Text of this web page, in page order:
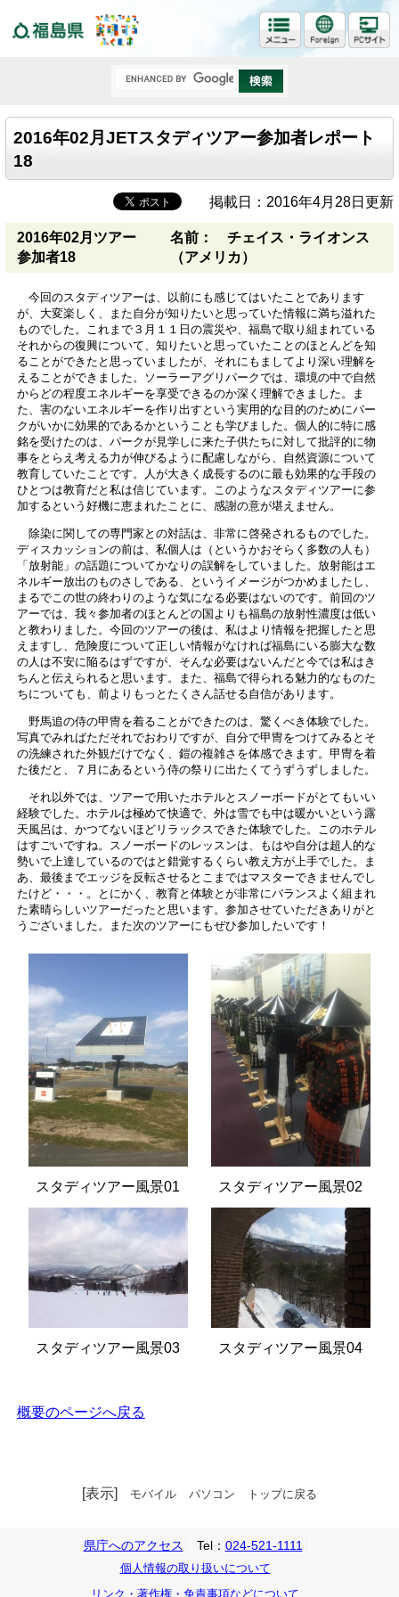
2016年02月JETスタディツアー参加者レポート
18
掲載日：2016年4月28日更新
2016年02月ツアー
参加者18
名前： チェイス・ライオンス
（アメリカ）
今回のスタディツアーは、以前にも感じてはいたことであります
が、大変楽しく、また自分が知りたいと思っていた情報に満ち溢れた
ものでした。これまで３月１１日の震災や、福島で取り組まれている
それからの復興について、知りたいと思っていたことのほとんどを知
ることができたと思っていましたが、それにもましてより深い理解を
えることができました。ソーラーアグリパークでは、環境の中で自然
からどの程度エネルギーを享受できるのか深く理解できました。ま
た、害のないエネルギーを作り出すという実用的な目的のためにパー
クがいかに効果的であるかということも学びました。個人的に特に感
銘を受けたのは、パークが見学しに来た子供たちに対して批評的に物
事をとらえ考える力が伸びるように配慮しながら、自然資源について
教育していたことです。人が大きく成長するのに最も効果的な手段の
ひとつは教育だと私は信じています。このようなスタディツアーに参
加するという好機に恵まれたことに、感謝の意が堪えません。
除染に関しての専門家との対話は、非常に啓発されるものでした。
ディスカッションの前は、私個人は（というかおそらく多数の人も）
「放射能」の話題についてかなりの誤解をしていました。放射能はエ
ネルギー放出のものさしである、というイメージがつかめましたし、
まるでこの世の終わりのような気になる必要はないのです。前回のツ
アーでは、我々参加者のほとんどの国よりも福島の放射性濃度は低い
と教わりました。今回のツアーの後は、私はより情報を把握したと思
えますし、危険度について正しい情報がなければ福島にいる膨大な数
の人は不安に陥るはずですが、そんな必要はないんだと今では私はき
ちんと伝えられると思います。また、福島で得られる魅力的なものた
ちについても、前よりもっとたくさん話せる自信があります。
野馬追の侍の甲冑を着ることができたのは、驚くべき体験でした。
写真でみればただそれでおわりですが、自分で甲冑をつけてみるとそ
の洗練された外観だけでなく、鎧の複雑さを体感できます。甲冑を着
た後だと、７月にあるという侍の祭りに出たくてうずうずしました。
それ以外では、ツアーで用いたホテルとスノーボードがとてもいい
経験でした。ホテルは極めて快適で、外は雪でも中は暖かいという露
天風呂は、かつてないほどリラックスできた体験でした。このホテル
はすごいですね。スノーボードのレッスンは、もはや自分は超人的な
勢いで上達しているのではと錯覚するくらい教え方が上手でした。ま
あ、最後までエッジを反転させるとこまではマスターできませんでし
たけど・・・。とにかく、教育と体験とが非常にバランスよく組まれ
た素晴らしいツアーだったと思います。参加させていただきありがと
うございました。また次のツアーにもぜひ参加したいです！
スタディツアー風景01 スタディツアー風景02
スタディツアー風景03 スタディツアー風景04
概要のページへ戻る
[表示] モバイル パソコン トップに戻る
県庁へのアクセス Tel： 024-521-1111
個人情報の取り扱いについて
リンク・著作権・免責事項などについて